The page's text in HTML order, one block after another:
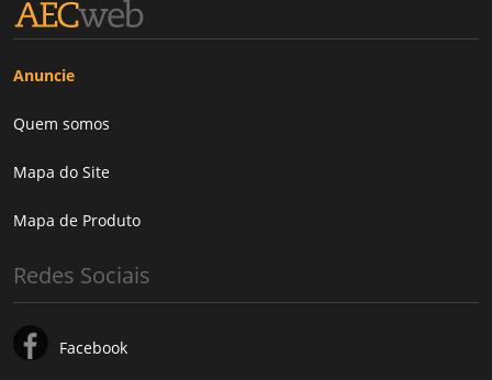
Anuncie
Quem somos
Mapa do Site
Mapa de Produto
Redes Sociais
Facebook